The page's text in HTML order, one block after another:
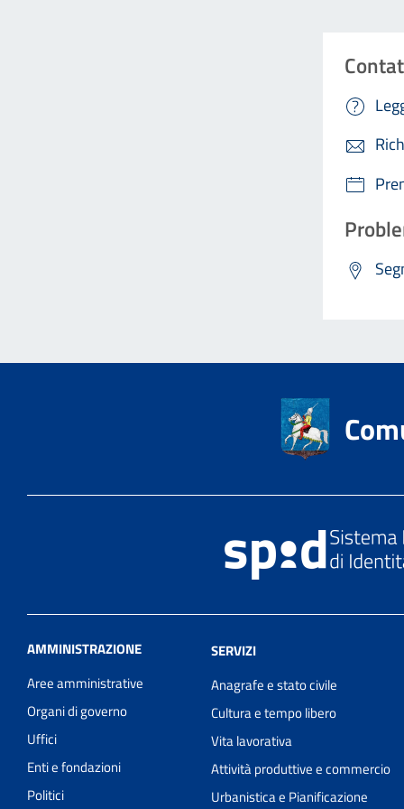
AMMINISTRAZIONE
Aree amministrative
Organi di governo
Uffici
Enti e fondazioni
Politici
SERVIZI
Anagrafe e stato civile
Cultura e tempo libero
Vita lavorativa
Attività produttive e commercio
Urbanistica e Pianificazione